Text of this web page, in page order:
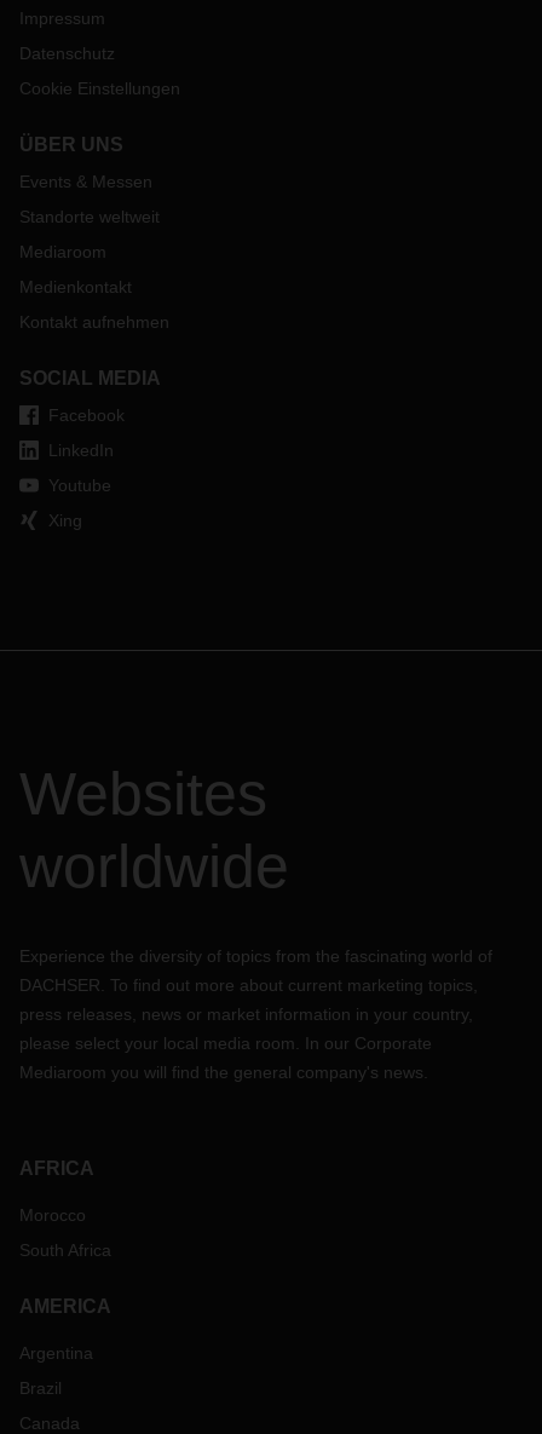
Impressum
Datenschutz
Cookie Einstellungen
ÜBER UNS
Events & Messen
Standorte weltweit
Mediaroom
Medienkontakt
Kontakt aufnehmen
SOCIAL MEDIA
Facebook
LinkedIn
Youtube
Xing
Websites
worldwide
Experience the diversity of topics from the fascinating world of
DACHSER. To find out more about current marketing topics,
press releases, news or market information in your country,
please select your local media room. In our Corporate
Mediaroom you will find the general company's news.
AFRICA
Morocco
South Africa
AMERICA
Argentina
Brazil
Canada